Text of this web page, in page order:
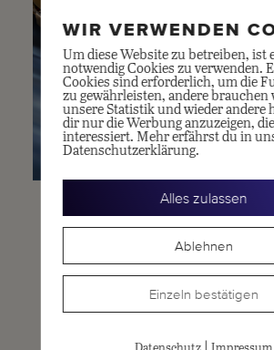
WIR VERWENDEN
Um diese Website zu betreiben, ist
notwendig Cookies zu verwenden.
Cookies sind erforderlich, um die
zu gewährleisten, andere brauchen
unsere Statistik und wieder andere
dir nur die Werbung anzuzeigen,
interessiert. Mehr erfährst du in
Datenschutzerklärung.
Alles zulassen
Ablehnen
Einzeln bestätigen
|